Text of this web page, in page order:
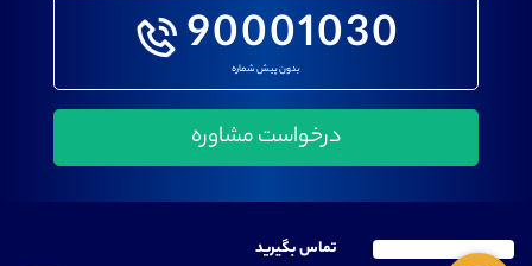
90001030
بدون پیش شماره
تماس بگیرید